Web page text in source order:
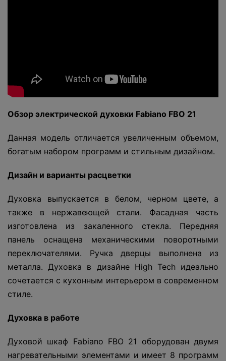
Обзор электрической духовки Fabiano FBO 21
Данная модель отличается увеличенным объемом,
богатым набором программ и стильным дизайном.
Дизайн и варианты расцветки
Духовка выпускается в белом, черном цвете, а
также в нержавеющей стали. Фасадная часть
изготовлена из закаленного стекла. Передняя
панель оснащена механическими поворотными
переключателями. Ручка дверцы выполнена из
металла. Духовка в дизайне High Tech идеально
сочетается с кухонным интерьером в современном
стиле.
Духовка в работе
Духовой шкаф Fabiano FBO 21 оборудован двумя
нагревательными элементами и имеет 8 программ